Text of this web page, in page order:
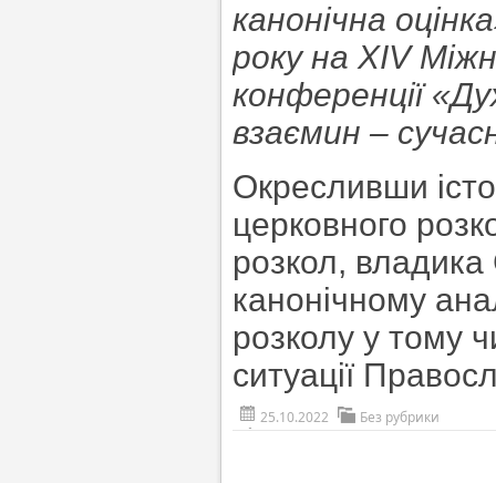
канонічна
року на ХІV
конференції
взаємин –
Окресливши
церковного
розкол,
канонічному
розколу у тому
ситуації
25.10.2022 Без рубрики